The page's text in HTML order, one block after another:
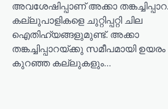
o
n
അവശേഷിപ്പാണ് അക്കാ
കല്ലുപാളികളെ ചുറ്റിപ്പറ്റി ചില
ഐതിഹ്യങ്ങളുമുണ്ട്. അക്കാ
തങ്കച്ചിപ്പാറയ്ക്കു സമീപമായി ഉയരം
കുറഞ്ഞ കല്ലുകളും…